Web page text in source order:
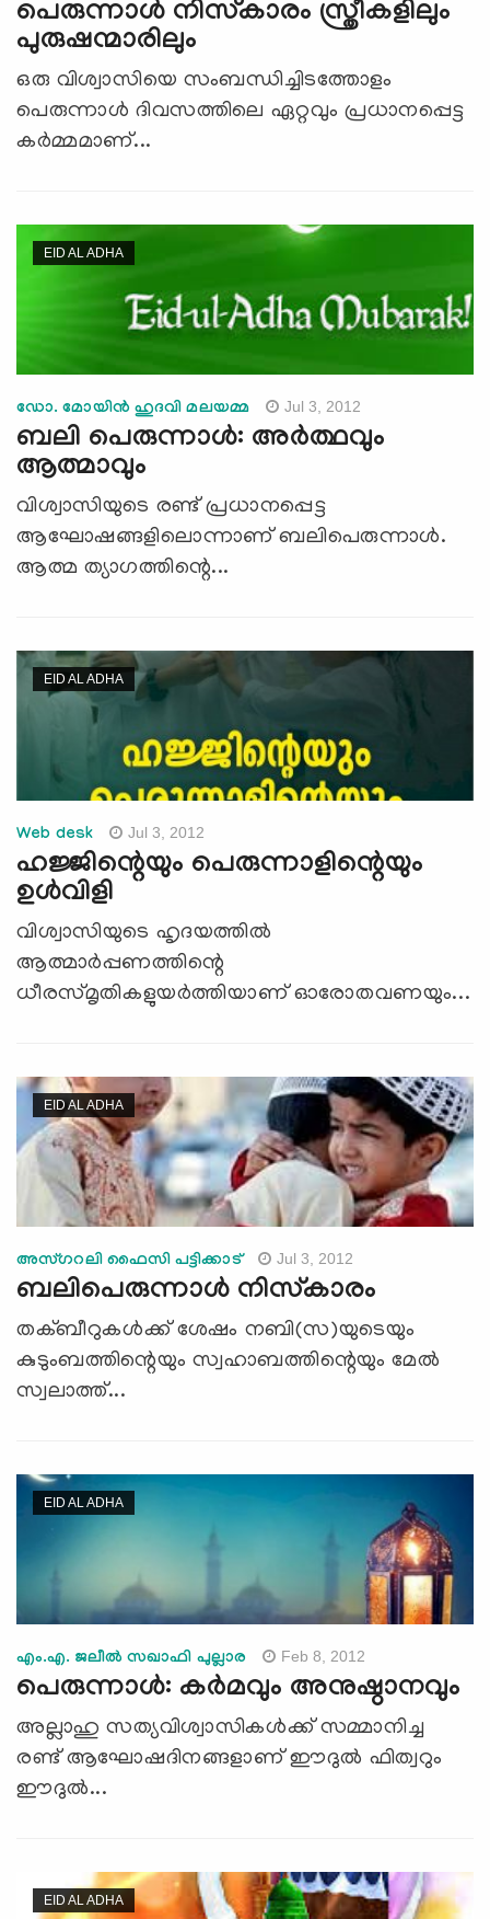
പെരുന്നാള്‍ നിസ്‌കാരം സ്ത്രീകളിലും
പുരുഷന്മാരിലും
ഒരു വിശ്വാസിയെ സംബന്ധിച്ചിടത്തോളം
പെരുന്നാള്‍ ദിവസത്തിലെ ഏറ്റവും പ്രധാനപ്പെട്ട
കര്‍മ്മമാണ്...
EID AL ADHA
ഡോ. മോയിന്‍ ഹുദവി മലയമ്മ Jul 3, 2012
ബലി പെരുന്നാള്‍: അര്‍ത്ഥവും
ആത്മാവും
വിശ്വാസിയുടെ രണ്ട് പ്രധാനപ്പെട്ട
ആഘോഷങ്ങളിലൊന്നാണ് ബലിപെരുന്നാള്‍.
ആത്മ ത്യാഗത്തിന്റെ...
EID AL ADHA
Web desk Jul 3, 2012
ഹജ്ജിന്റെയും പെരുന്നാളിന്റെയും
ഉള്‍വിളി
വിശ്വാസിയുടെ ഹൃദയത്തില്‍
ആത്മാര്‍പ്പണത്തിന്റെ
ധീരസ്മൃതികളുയര്‍ത്തിയാണ് ഓരോതവണയും...
EID AL ADHA
അസ്ഗറലി ഫൈസി പട്ടിക്കാട്‌ Jul 3, 2012
ബലിപെരുന്നാള്‍ നിസ്‌കാരം
തക്ബീറുകള്‍ക്ക് ശേഷം നബി(സ)യുടെയും
കുടുംബത്തിന്റെയും സ്വഹാബത്തിന്റെയും മേല്‍
സ്വലാത്ത്...
EID AL ADHA
എം.എ. ജലീല്‍ സഖാഫി പുല്ലാര Feb 8, 2012
പെരുന്നാള്‍: കര്‍മവും അനുഷ്ഠാനവും
അല്ലാഹു സത്യവിശ്വാസികള്‍ക്ക് സമ്മാനിച്ച
രണ്ട് ആഘോഷദിനങ്ങളാണ് ഈദുല്‍ ഫിത്വറും
ഈദുല്‍...
EID AL ADHA